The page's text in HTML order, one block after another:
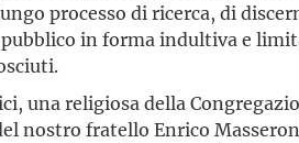
processo di ricerca, di
in forma indultiva e
una religiosa della
nostro fratello Enrico